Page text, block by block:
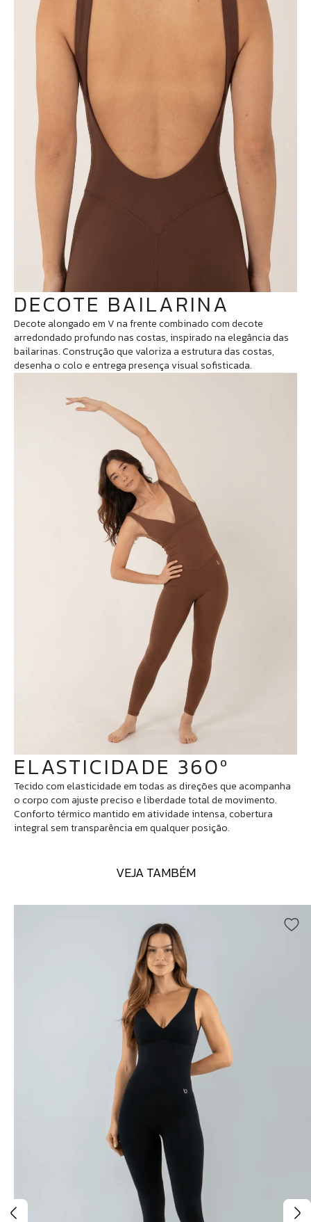
DECOTE BAILARINA
Decote alongado em V na frente combinado com decote
arredondado profundo nas costas, inspirado na elegância das
bailarinas. Construção que valoriza a estrutura das costas,
desenha o colo e entrega presença visual sofisticada.
ELASTICIDADE 360º
Tecido com elasticidade em todas as direções que acompanha
o corpo com ajuste preciso e liberdade total de movimento.
Conforto térmico mantido em atividade intensa, cobertura
integral sem transparência em qualquer posição.
VEJA TAMBÉM